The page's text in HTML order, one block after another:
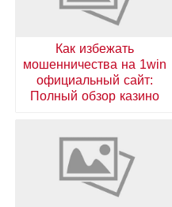
Как избежать
мошенничества на 1win
официальный сайт:
Полный обзор казино